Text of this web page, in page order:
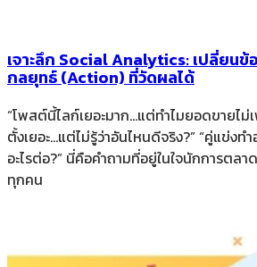
เจาะลึก Social Analytics: เปลี่ยนข้
กลยุทธ์ (Action) ที่วัดผลได้
“โพสต์นี้ไลก์เยอะมาก…แต่ทำไมยอดขายไม่
ตั้งเยอะ…แต่ไม่รู้ว่าอันไหนดีจริง?” “คู่แข่งทำ
อะไรต่อ?” นี่คือคำถามที่อยู่ในใจนักการตลา
ทุกคน